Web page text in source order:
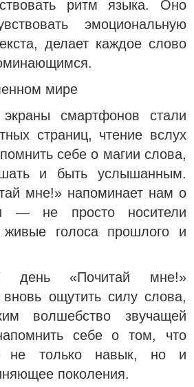
ритм языка. Оно
эмоциональную
делает каждое слово
мире
смартфонов стали
страниц, чтение вслух
себе о магии слова,
и быть услышанным.
мне!» напоминает нам о
— не просто носители
голоса прошлого и
день «Почитай мне!»
ощутить силу слова,
волшебство звучащей
себе о том, что
не только навык, но и
поколения.